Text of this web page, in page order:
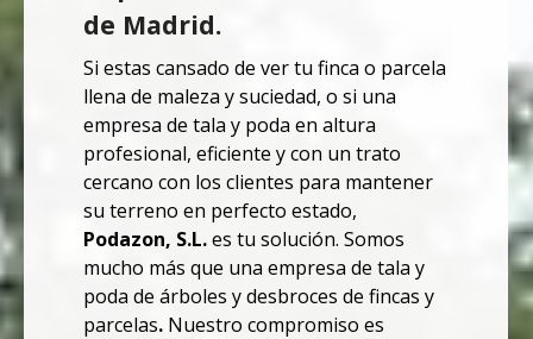
de Madrid.
Si estas cansado de ver tu finca o parcela
llena de maleza y suciedad, o si una
empresa de tala y poda en altura
profesional, eficiente y con un trato
cercano con los clientes para mantener
su terreno en perfecto estado,
Podazon, S.L.es tu solución. Somos
mucho más que una empresa de tala y
poda de árboles y desbroces de fincas y
parcelas. Nuestro compromiso es